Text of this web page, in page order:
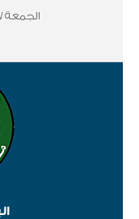
الجمعة 7 أغسطس 2026, 2:53:58 ص